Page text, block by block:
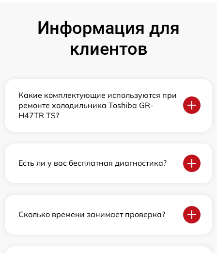
Информация для
клиентов
Какие комплектующие используются при
ремонте холодильника Toshiba GR-
H47TR TS?
Есть ли у вас бесплатная диагностика?
Сколько времени занимает проверка?